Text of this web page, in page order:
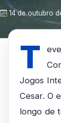
14 de outubro
T
Jogos
Cesar. O
longo de